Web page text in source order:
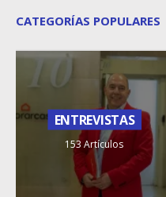
CATEGORÍAS POPULARES
ENTREVISTAS
153 Artículos